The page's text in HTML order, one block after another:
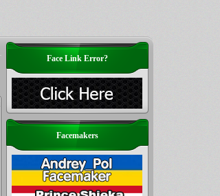
Face Link Error?
Facemakers